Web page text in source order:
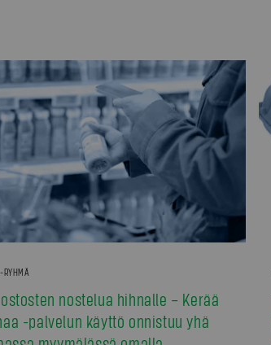
nostelua hihnalle – Kerää
-palvelun käyttö onnistuu yhä